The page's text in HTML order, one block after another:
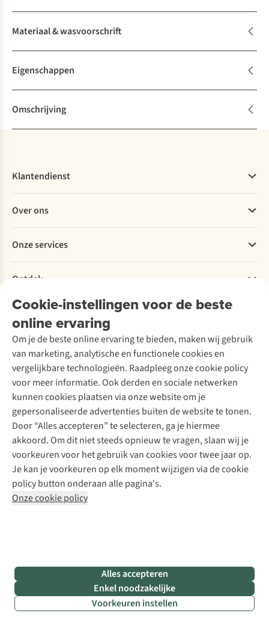
Materiaal & wasvoorschrift
Eigenschappen
Omschrijving
Cookie-instellingen voor de beste
online ervaring
Om je de beste online ervaring te bieden, maken wij gebruik
van marketing, analytische en functionele cookies en
vergelijkbare technologieën. Raadpleeg onze cookie policy
voor meer informatie. Ook derden en sociale netwerken
kunnen cookies plaatsen via onze website om je
gepersonaliseerde advertenties buiten de website te tonen.
Door “Alles accepteren” te selecteren, ga je hiermee
akkoord. Om dit niet steeds opnieuw te vragen, slaan wij je
voorkeuren voor het gebruik van cookies voor twee jaar op.
Je kan je voorkeuren op elk moment wijzigen via de cookie
policy button onderaan alle pagina's.
Onze cookie policy
Alles accepteren
Enkel noodzakelijke
Voorkeuren instellen
Klantendienst
Bestellen
Betalen
Levering
Retourneren
Bestelling herroepen
Garantie
Contact
Over ons
Explore More
Verantwoord ondernemen
Over Ayacucho
Onze winkels
Over A.S.Adventure
Toegankelijkheidsverklaring
Onze services
Ski-onderhoud
Wasservice
Schoenonderhoud
Schoenherstelling
Kledingherstelling
Retouches
Voor bedrijven
Ontdek
A.S.Magazine
Podcast
Explore Academy
Explore Camp
Gear Check
Inspiratie & advies
Meld je aan voor de nieuwsbrief
Follow us
Disclaimer Privacy Policy
Algemene voorwaarden
Cookie Policy